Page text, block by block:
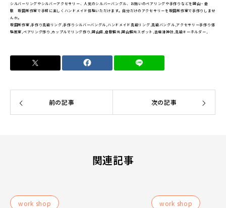
シルバーリングやシルバーアクセサリー、人気のシルバーバングル、お揃いのペアリングや手作りなどを岡山・倉
敷 坂田制作室で手軽に楽しくハンドメイド体験いただけます。自分だけのアクセサリーを坂田制作室で手作りしませ
んか。
坂田制作室,手作り真鍮リング,手作りシルバーバングル,ハンドメイド真鍮リング,真鍮バングル,アクセサリー手作り体
験教室,ペアリング作り,カップルでリング作り,岡山県,倉敷観光,岡山観光スポット,吉備津神社,真鍮キーホルダー,
前の記事 次の記事
関連記事
work shop work shop